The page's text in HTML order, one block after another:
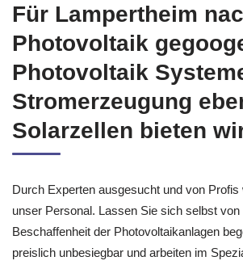
Für Lampertheim
Photovoltaik
Photovoltaik
Stromerzeugung
Solarzellen bieten
Durch Experten ausgesucht und von
unser Personal. Lassen Sie sich selbst
Beschaffenheit der Photovoltaikanlagen
preislich unbesiegbar und arbeiten im